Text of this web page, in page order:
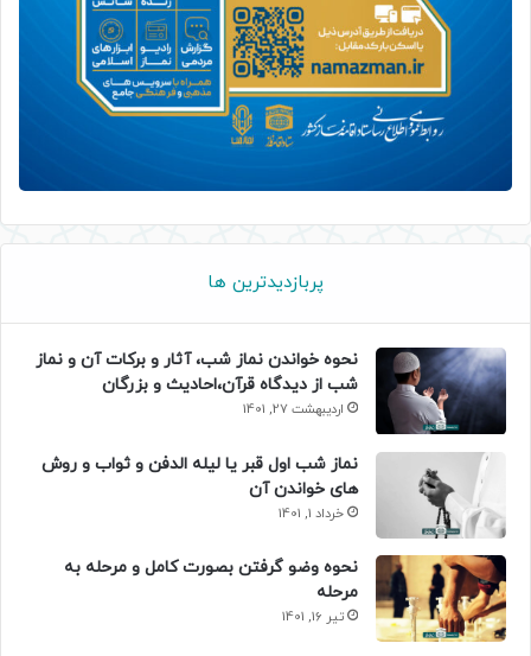
پربازدیدترین ها
نحوه خواندن نماز شب، آثار و برکات آن و نماز
شب از دیدگاه قرآن،احادیث و بزرگان
اردیبهشت 27, 1401
نماز شب اول قبر یا لیله الدفن و ثواب و روش
های خواندن آن
خرداد 1, 1401
نحوه وضو گرفتن بصورت کامل و مرحله به
مرحله
تیر 16, 1401